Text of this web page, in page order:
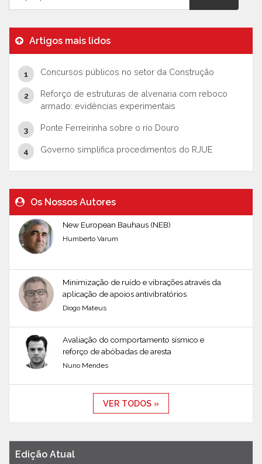
Artigos mais lidos
Concursos públicos no setor da Construção
Reforço de estruturas de alvenaria com reboco
armado: evidências experimentais
Ponte Ferreirinha sobre o rio Douro
Governo simplifica procedimentos do RJUE
Os Nossos Autores
New European Bauhaus (NEB)
Humberto Varum
Minimização de ruído e vibrações através da
aplicação de apoios antivibratórios
Diogo Mateus
Avaliação do comportamento sísmico e
reforço de abóbadas de aresta
Nuno Mendes
VER TODOS »
Edição Atual